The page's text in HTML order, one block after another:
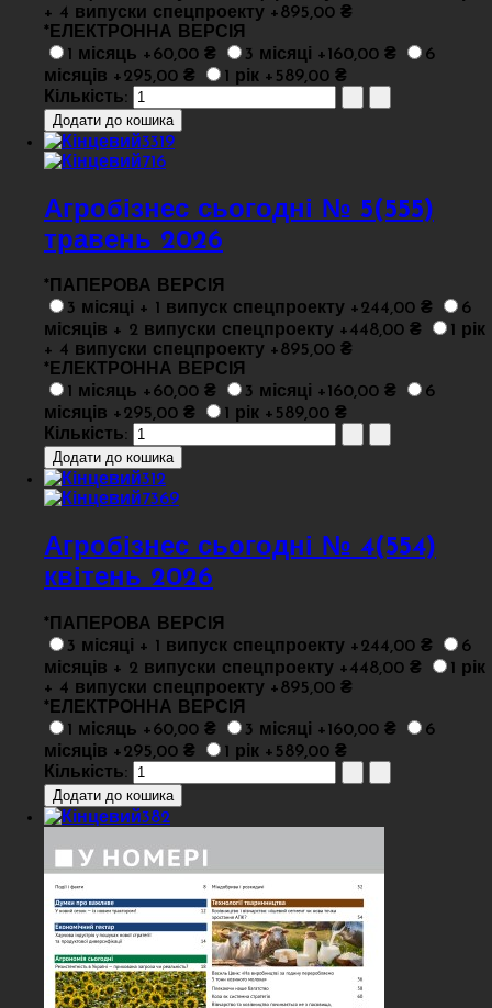
+ 4 випуски спецпроекту +895,00 ₴
* ЕЛЕКТРОННА ВЕРСІЯ
1 місяць +60,00 ₴
3 місяці +160,00 ₴
6
місяців +295,00 ₴
1 рік +589,00 ₴
Кількість:
Агробізнес сьогодні № 5(555)
травень 2026
*ПАПЕРОВА ВЕРСІЯ
3 місяці + 1 випуск спецпроекту +244,00 ₴
6
місяців + 2 випуски спецпроекту +448,00 ₴
1 рік
+ 4 випуски спецпроекту +895,00 ₴
*ЕЛЕКТРОННА ВЕРСІЯ
1 місяць +60,00 ₴
3 місяці +160,00 ₴
6
місяців +295,00 ₴
1 рік +589,00 ₴
Кількість:
Агробізнес сьогодні № 4(554)
квітень 2026
*ПАПЕРОВА ВЕРСІЯ
3 місяці + 1 випуск спецпроекту +244,00 ₴
6
місяців + 2 випуски спецпроекту +448,00 ₴
1 рік
+ 4 випуски спецпроекту +895,00 ₴
*ЕЛЕКТРОННА ВЕРСІЯ
1 місяць +60,00 ₴
3 місяці +160,00 ₴
6
місяців +295,00 ₴
1 рік +589,00 ₴
Кількість: